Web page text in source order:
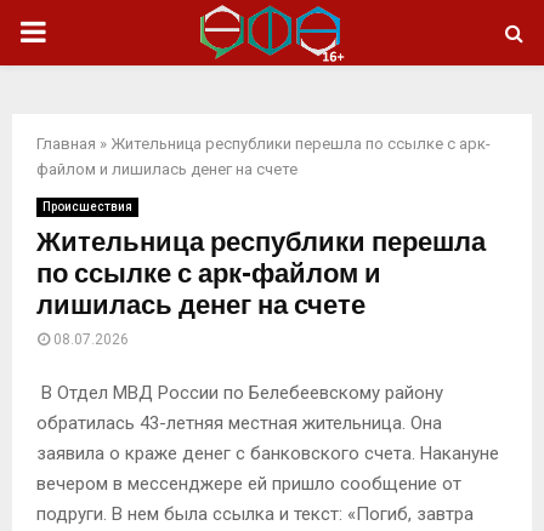
ОСНОВНОЕ
Главная » Жительница республики перешла по ссылке с арк-
файлом и лишилась денег на счете
Происшествия
Жительница республики перешла
по ссылке с арк-файлом и
лишилась денег на счете
08.07.2026
В Отдел МВД России по Белебеевскому району
обратилась 43-летняя местная жительница. Она
заявила о краже денег с банковского счета. Накануне
вечером в мессенджере ей пришло сообщение от
подруги. В нем была ссылка и текст: «Погиб, завтра